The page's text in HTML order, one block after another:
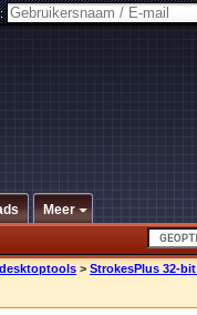
Meer
> StrokesPlus 32-bit